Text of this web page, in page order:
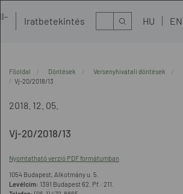
Iratbetekintés Kereső HU EN
Főoldal Döntések Versenyhivatali döntések
Vj-20/2018/13
2018. 12. 05.
Vj-20/2018/13
Nyomtatható verzió PDF formátumban
1054 Budapest, Alkotmány u. 5.
Levélcím: 1391 Budapest 62. Pf.: 211.